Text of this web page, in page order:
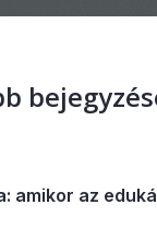
amikor az